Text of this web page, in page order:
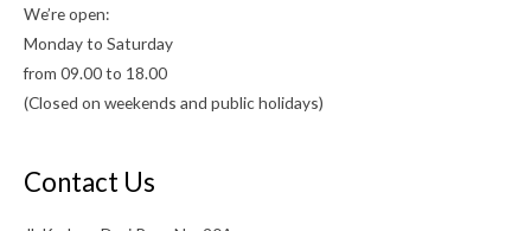
We’re open:
Monday to Saturday
from 09.00 to 18.00
(Closed on weekends and public holidays)
Contact Us